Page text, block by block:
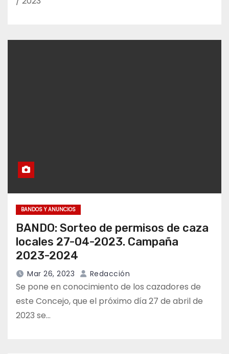
BANDOS Y ANUNCIOS
BANDO: Sorteo de permisos de caza
locales 27-04-2023. Campaña
2023-2024
Mar 26, 2023 Redacción
Se pone en conocimiento de los cazadores de
este Concejo, que el próximo día 27 de abril de
2023 se…